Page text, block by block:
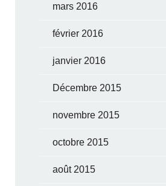
mars 2016
février 2016
janvier 2016
Décembre 2015
novembre 2015
octobre 2015
août 2015